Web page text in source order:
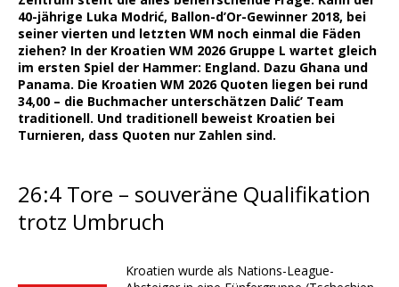
40-jährige Luka Modrić, Ballon-d’Or-Gewinner 2018, bei
seiner vierten und letzten WM noch einmal die Fäden
ziehen? In der Kroatien WM 2026 Gruppe L wartet gleich
im ersten Spiel der Hammer: England. Dazu Ghana und
Panama. Die Kroatien WM 2026 Quoten liegen bei rund
34,00 – die Buchmacher unterschätzen Dalić’ Team
traditionell. Und traditionell beweist Kroatien bei
Turnieren, dass Quoten nur Zahlen sind.
26:4 Tore – souveräne Qualifikation
trotz Umbruch
Kroatien wurde als Nations-League-